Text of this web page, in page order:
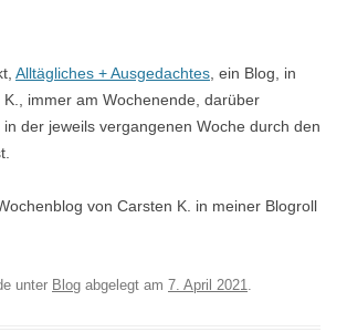
Alltägliches + Ausgedachtes , ein Blog, in
immer am Wochenende, darüber
der jeweils vergangenen Woche durch den
von Carsten K. in meiner Blogroll
unter Blog abgelegt am 7. April 2021.